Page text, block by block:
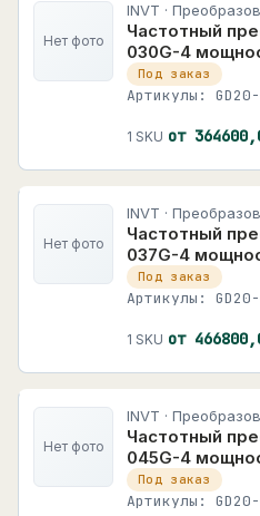
Нет фото
INVT ·
Частотный
030G-4
Под заказ
Артикулы:
1 SKU от
Нет фото
INVT ·
Частотный
037G-4
Под заказ
Артикулы:
1 SKU от
Нет фото
INVT ·
Частотный
045G-4
Под заказ
Артикулы: